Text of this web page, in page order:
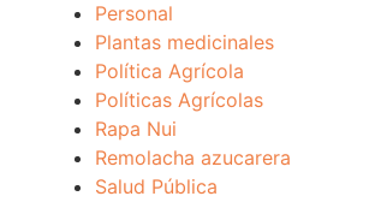
Personal
Plantas medicinales
Política Agrícola
Políticas Agrícolas
Rapa Nui
Remolacha azucarera
Salud Pública